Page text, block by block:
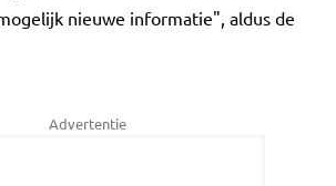
nieuwe informatie", aldus de
Advertentie